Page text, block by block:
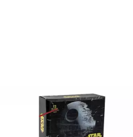
Sportsocken Erwachsene Socken
12er Pack Lifestyle Design Größe